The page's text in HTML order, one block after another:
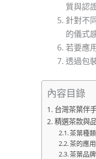
質與認
針對不
的儀式
若要應
透過包
內容目錄
台灣茶葉伴
精選茶款與
茶葉種
茶的應用
茶葉品